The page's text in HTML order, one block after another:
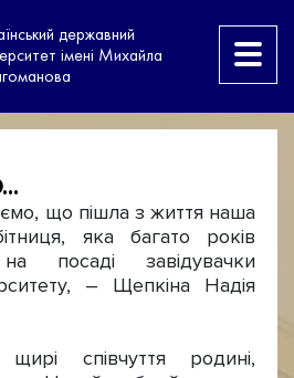
державний
імені Михайла
що пішла з життя наша
яка багато років
посаді завідувачки
– Щепкіна Надія
співчуття родині,